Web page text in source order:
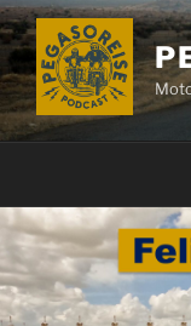
Zum
Inhalt
springen